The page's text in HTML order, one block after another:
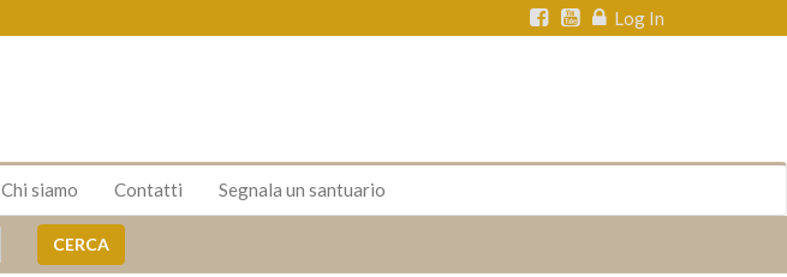
Log In
Chi siamo Contatti Segnala un santuario
CERCA